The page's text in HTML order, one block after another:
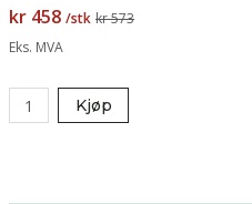
kr 458 /stk kr 573
Eks. MVA
Kjøp